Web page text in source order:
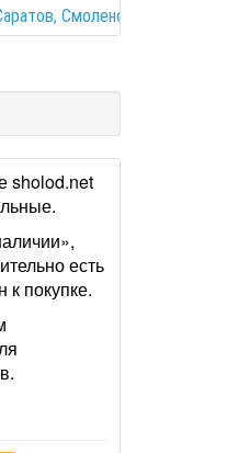
Смоленск, Чинар
sholod.net
есть
к покупке.